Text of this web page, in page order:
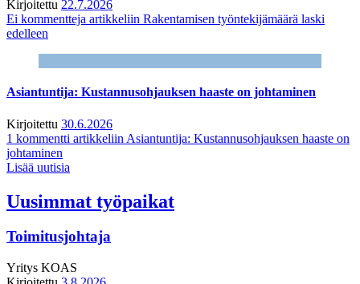
Kirjoitettu 22.7.2026
Ei kommentteja artikkeliin Rakentamisen työntekijämäärä laski
edelleen
Asiantuntija: Kustannusohjauksen haaste on johtaminen
Kirjoitettu 30.6.2026
1 kommentti artikkeliin Asiantuntija: Kustannusohjauksen haaste on
johtaminen
Lisää uutisia
Uusimmat työpaikat
Toimitusjohtaja
Yritys KOAS